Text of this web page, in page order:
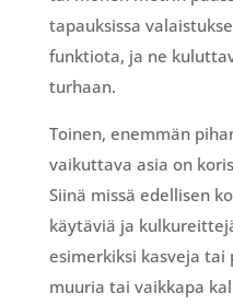
tapauksissa
funktiota, ja ne
turhaan.
Toinen, enemmän
vaikuttava asia on
Siinä missä edellisen
käytäviä ja
esimerkiksi kasveja
muuria tai vaikkapa